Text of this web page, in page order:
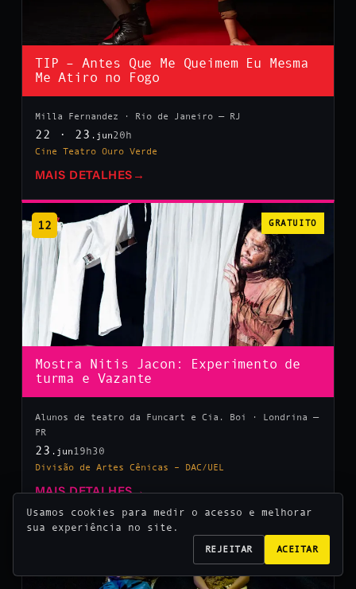
TIP – Antes Que Me Queimem Eu Mesma
Me Atiro no Fogo
Milla Fernandez · Rio de Janeiro — RJ
22 · 23 .jun20h
Cine Teatro Ouro Verde
MAIS DETALHES →
12 GRATUITO
Mostra Nitis Jacon: Experimento de
turma e Vazante
Alunos de teatro da Funcart e Cia. Boi · Londrina —
PR
23 .jun 19h30
Divisão de Artes Cênicas – DAC/UEL
MAIS DETALHES→
Usamos cookies para medir o acesso e melhorar
sua experiência no site.
REJEITAR ACEITAR